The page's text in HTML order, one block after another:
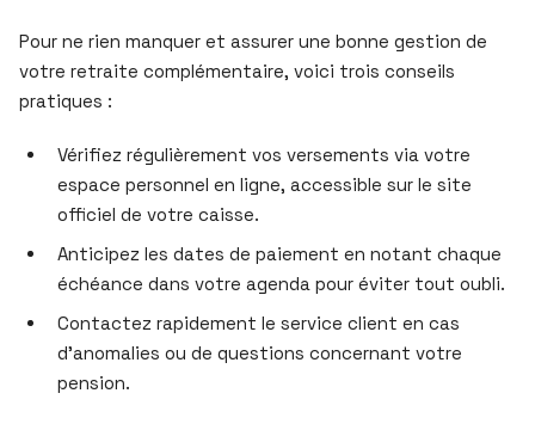
Pour ne rien manquer et assurer une bonne gestion de
votre retraite complémentaire, voici trois conseils
pratiques :
Vérifiez régulièrement vos versements via votre
espace personnel en ligne, accessible sur le site
officiel de votre caisse.
Anticipez les dates de paiement en notant chaque
échéance dans votre agenda pour éviter tout oubli.
Contactez rapidement le service client en cas
d’anomalies ou de questions concernant votre
pension.